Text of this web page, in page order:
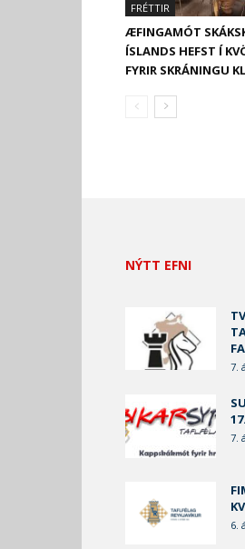
FRÉTTIR
ÆFINGAMÓT
ÍSLANDS HEFST Í
FYRIR SKRÁNINGU
NÝTT EFNI
7.
7.
6.